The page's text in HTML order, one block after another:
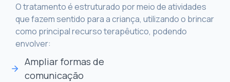
Ampliar formas de
comunicação
O tratamento é estruturado por meio de atividades
que fazem sentido para a criança, utilizando o brincar
como principal recurso terapêutico, podendo
envolver: